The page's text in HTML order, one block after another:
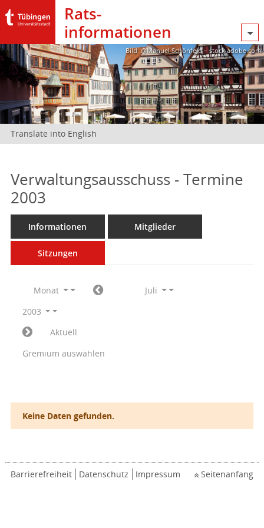
Rats­
informationen
Bild: @Manuel Schönfeld – stock.adobe.com
Translate into English
Verwaltungsausschuss - Termine
2003
Informationen Mitglieder
Sitzungen
Monat
Juli
2003
Aktuell
Gremium auswählen
Keine Daten gefunden.
Barrierefreiheit Datenschutz Impressum Seitenanfang